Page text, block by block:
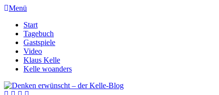
Menü
Start
Tagebuch
Gastspiele
Video
Klaus Kelle
Kelle woanders